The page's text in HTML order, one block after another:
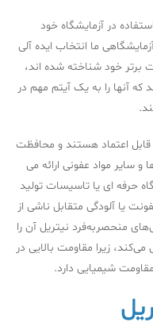
در آزمایشگاه خود
ما انتخاب ایده آلی
برتر خود شناخته شده اند،
آنها را به یک آیتم مهم در
اعتماد هستند و محافظت
و سایر مواد عفونی ارائه می
حرفه ای یا تاسیسات تولید
یا آلودگی متقابل ناشی از
منحصربه‌فرد نیتریل آن را
زیرا مقاومت بالایی در
شیمیایی دارد.